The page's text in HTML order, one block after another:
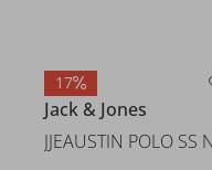
17
Jack & Jones